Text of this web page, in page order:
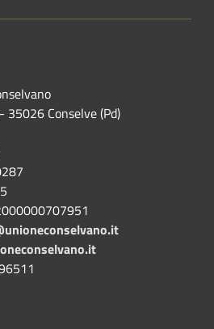
35026 Conselve (Pd)